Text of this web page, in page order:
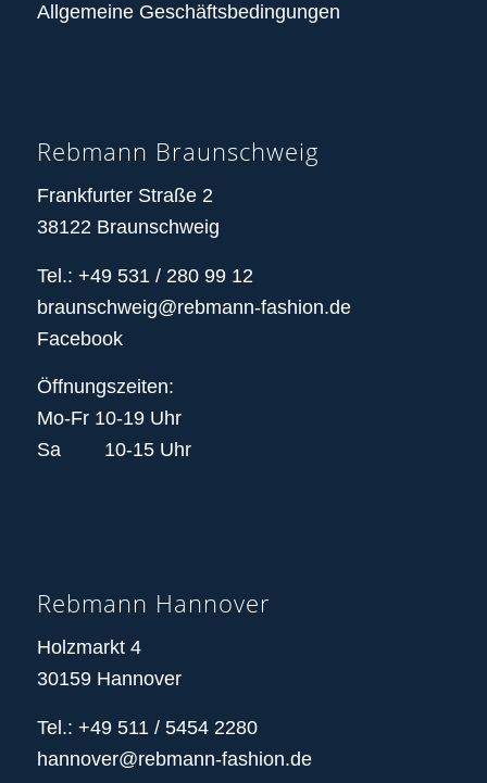
Allgemeine Geschäftsbedingungen
Rebmann Braunschweig
Frankfurter Straße 2
38122 Braunschweig
Tel.: +49 531 / 280 99 12
braunschweig@rebmann-fashion.de
Facebook
Öffnungszeiten:
Mo-Fr 10-19 Uhr
Sa 10-15 Uhr
Rebmann Hannover
Holzmarkt 4
30159 Hannover
Tel.: +49 511 / 5454 2280
hannover@rebmann-fashion.de